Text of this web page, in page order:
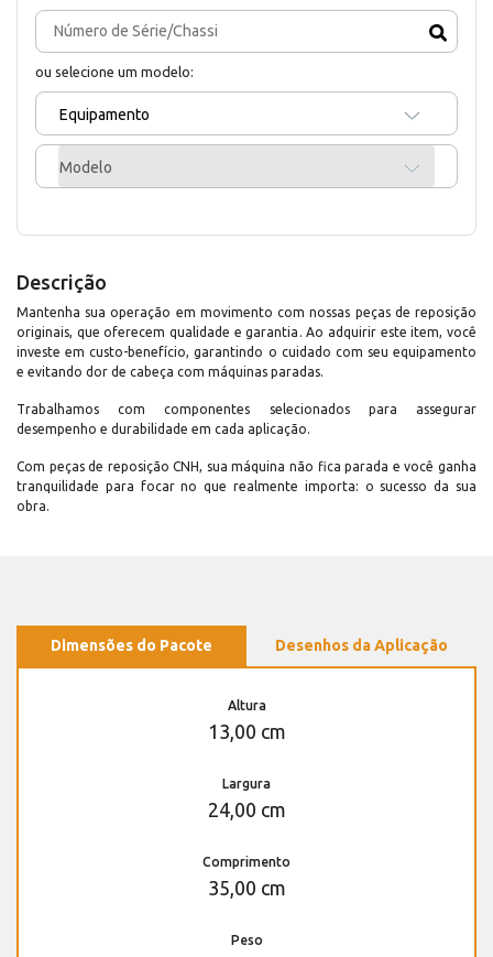
ou selecione um modelo:
Equipamento
Modelo
Descrição
Mantenha sua operação em movimento com nossas peças de reposição
originais, que oferecem qualidade e garantia. Ao adquirir este item, você
investe em custo-benefício, garantindo o cuidado com seu equipamento
e evitando dor de cabeça com máquinas paradas.
Trabalhamos com componentes selecionados para assegurar
desempenho e durabilidade em cada aplicação.
Com peças de reposição CNH, sua máquina não fica parada e você ganha
tranquilidade para focar no que realmente importa: o sucesso da sua
obra.
Dimensões do Pacote Desenhos da Aplicação
Altura
13,00 cm
Largura
24,00 cm
Comprimento
35,00 cm
Peso